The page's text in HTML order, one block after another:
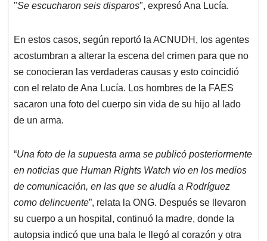
"Se escucharon seis disparos", expresó Ana Lucía.
En estos casos, según reportó la ACNUDH, los agentes
acostumbran a alterar la escena del crimen para que no
se conocieran las verdaderas causas y esto coincidió
con el relato de Ana Lucía. Los hombres de la FAES
sacaron una foto del cuerpo sin vida de su hijo al lado
de un arma.
“Una foto de la supuesta arma se publicó posteriormente
en noticias que Human Rights Watch vio en los medios
de comunicación, en las que se aludía a Rodríguez
como delincuente”, relata la ONG. Después se llevaron
su cuerpo a un hospital, continuó la madre, donde la
autopsia indicó que una bala le llegó al corazón y otra